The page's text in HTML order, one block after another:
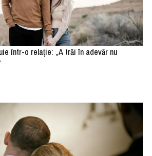
într-o relație: „A trăi în adevăr nu